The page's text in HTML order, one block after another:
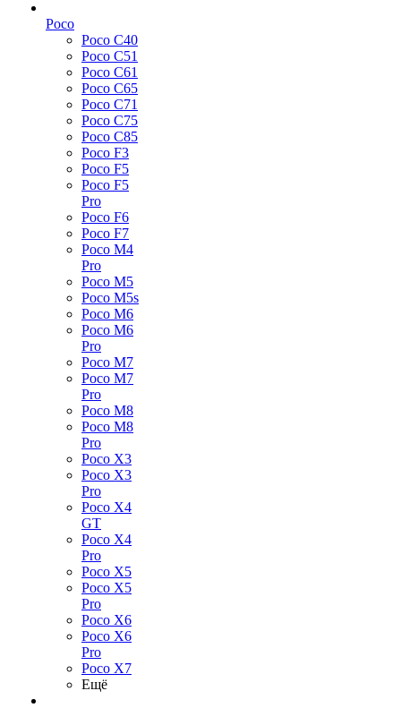
Poco
Poco C40
Poco C51
Poco C61
Poco C65
Poco C71
Poco C75
Poco C85
Poco F3
Poco F5
Poco F5
Pro
Poco F6
Poco F7
Poco M4
Pro
Poco M5
Poco M5s
Poco M6
Poco M6
Pro
Poco M7
Poco M7
Pro
Poco M8
Poco M8
Pro
Poco X3
Poco X3
Pro
Poco X4
GT
Poco X4
Pro
Poco X5
Poco X5
Pro
Poco X6
Poco X6
Pro
Poco X7
Ещё